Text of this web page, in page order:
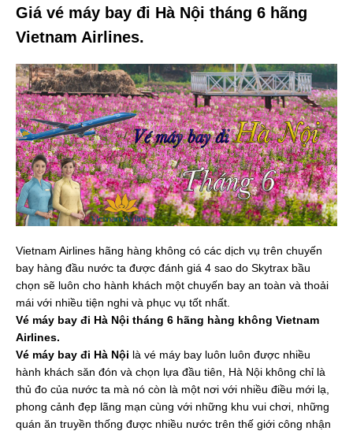
Giá vé máy bay đi Hà Nội tháng 6 hãng
Vietnam Airlines.
Vietnam Airlines hãng hàng không có các dịch vụ trên chuyến
bay hàng đầu nước ta được đánh giá 4 sao do Skytrax bầu
chọn sẽ luôn cho hành khách một chuyến bay an toàn và thoải
mái với nhiều tiện nghi và phục vụ tốt nhất.
Vé máy bay đi Hà Nội tháng 6 hãng hàng không Vietnam
Airlines.
Vé máy bay đi Hà Nội là vé máy bay luôn luôn được nhiều
hành khách săn đón và chọn lựa đầu tiên, Hà Nội không chỉ là
thủ đo của nước ta mà nó còn là một nơi với nhiều điều mới lạ,
phong cảnh đẹp lãng mạn cùng với những khu vui chơi, những
quán ăn truyền thống được nhiều nước trên thế giới công nhận